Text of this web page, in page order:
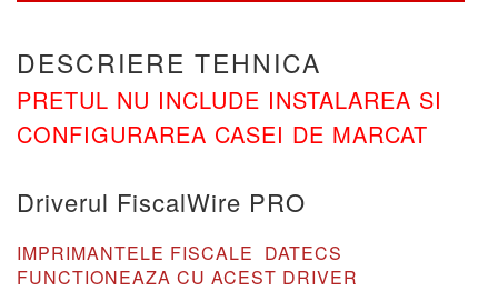
DESCRIERE TEHNICA
PRETUL NU INCLUDE INSTALAREA SI
CONFIGURAREA CASEI DE MARCAT
Driverul FiscalWire PRO
IMPRIMANTELE FISCALE DATECS
FUNCTIONEAZA CU ACEST DRIVER